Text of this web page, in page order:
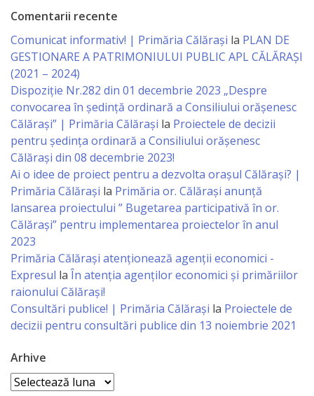
Consiliul
local
Secretarul
Consiliului
Consilieri
Comisii
de
specialitate
Regulamentul
Consiliului
Dispoziții
Proiecte
Comentarii recente
Comunicat informativ! | Primăria Călărași la PLAN DE
GESTIONARE A PATRIMONIULUI PUBLIC APL CĂLĂRAȘI
(2021 – 2024)
Dispoziție Nr.282 din 01 decembrie 2023 „Despre
convocarea în ședință ordinară a Consiliului orășenesc
Călărași” | Primăria Călărași la Proiectele de decizii
pentru ședința ordinară a Consiliului orășenesc
Călărași din 08 decembrie 2023!
Ai o idee de proiect pentru a dezvolta orașul Călărași? |
Primăria Călărași la Primăria or. Călărași anunță
lansarea proiectului ” Bugetarea participativă în or.
Călărași” pentru implementarea proiectelor în anul
2023
Primăria Călăraşi atenţionează agenţii economici -
Expresul la În atenția agenților economici și primăriilor
raionului Călărași!
Consultări publice! | Primăria Călărași la Proiectele de
decizii pentru consultări publice din 13 noiembrie 2021
Arhive
Arhive